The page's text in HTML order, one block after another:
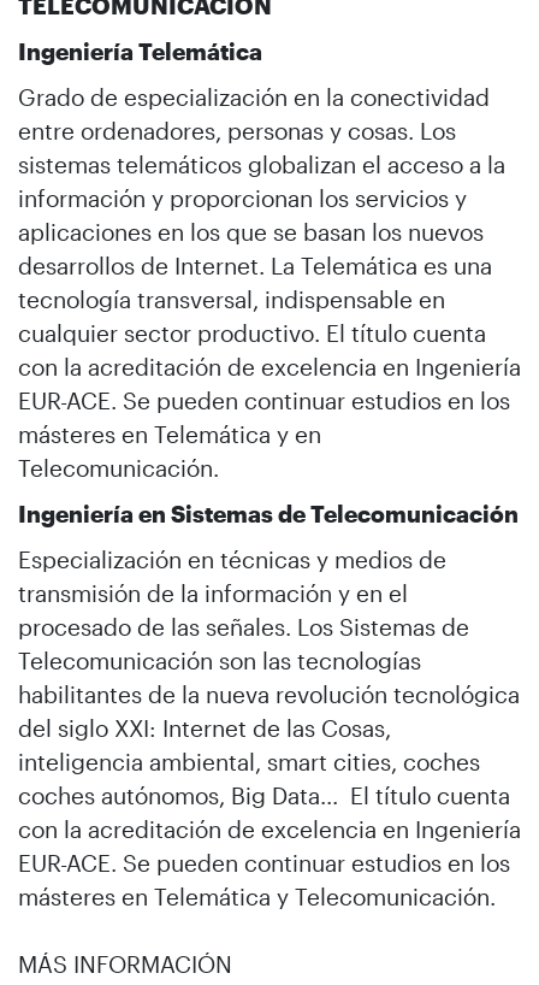
Ingeniería Telemática
Grado de especialización en la conectividad
entre ordenadores, personas y cosas. Los
sistemas telemáticos globalizan el acceso a la
información y proporcionan los servicios y
aplicaciones en los que se basan los nuevos
desarrollos de Internet. La Telemática es una
tecnología transversal, indispensable en
cualquier sector productivo. El título cuenta
con la acreditación de excelencia en Ingeniería
EUR-ACE. Se pueden continuar estudios en los
másteres en Telemática y en
Telecomunicación.
Ingeniería en Sistemas de Telecomunicación
Especialización en técnicas y medios de
transmisión de la información y en el
procesado de las señales. Los Sistemas de
Telecomunicación son las tecnologías
habilitantes de la nueva revolución tecnológica
del siglo XXI: Internet de las Cosas,
inteligencia ambiental, smart cities, coches
coches autónomos, Big Data... El título cuenta
con la acreditación de excelencia en Ingeniería
EUR-ACE. Se pueden continuar estudios en los
másteres en Telemática y Telecomunicación.
MÁS INFORMACIÓN